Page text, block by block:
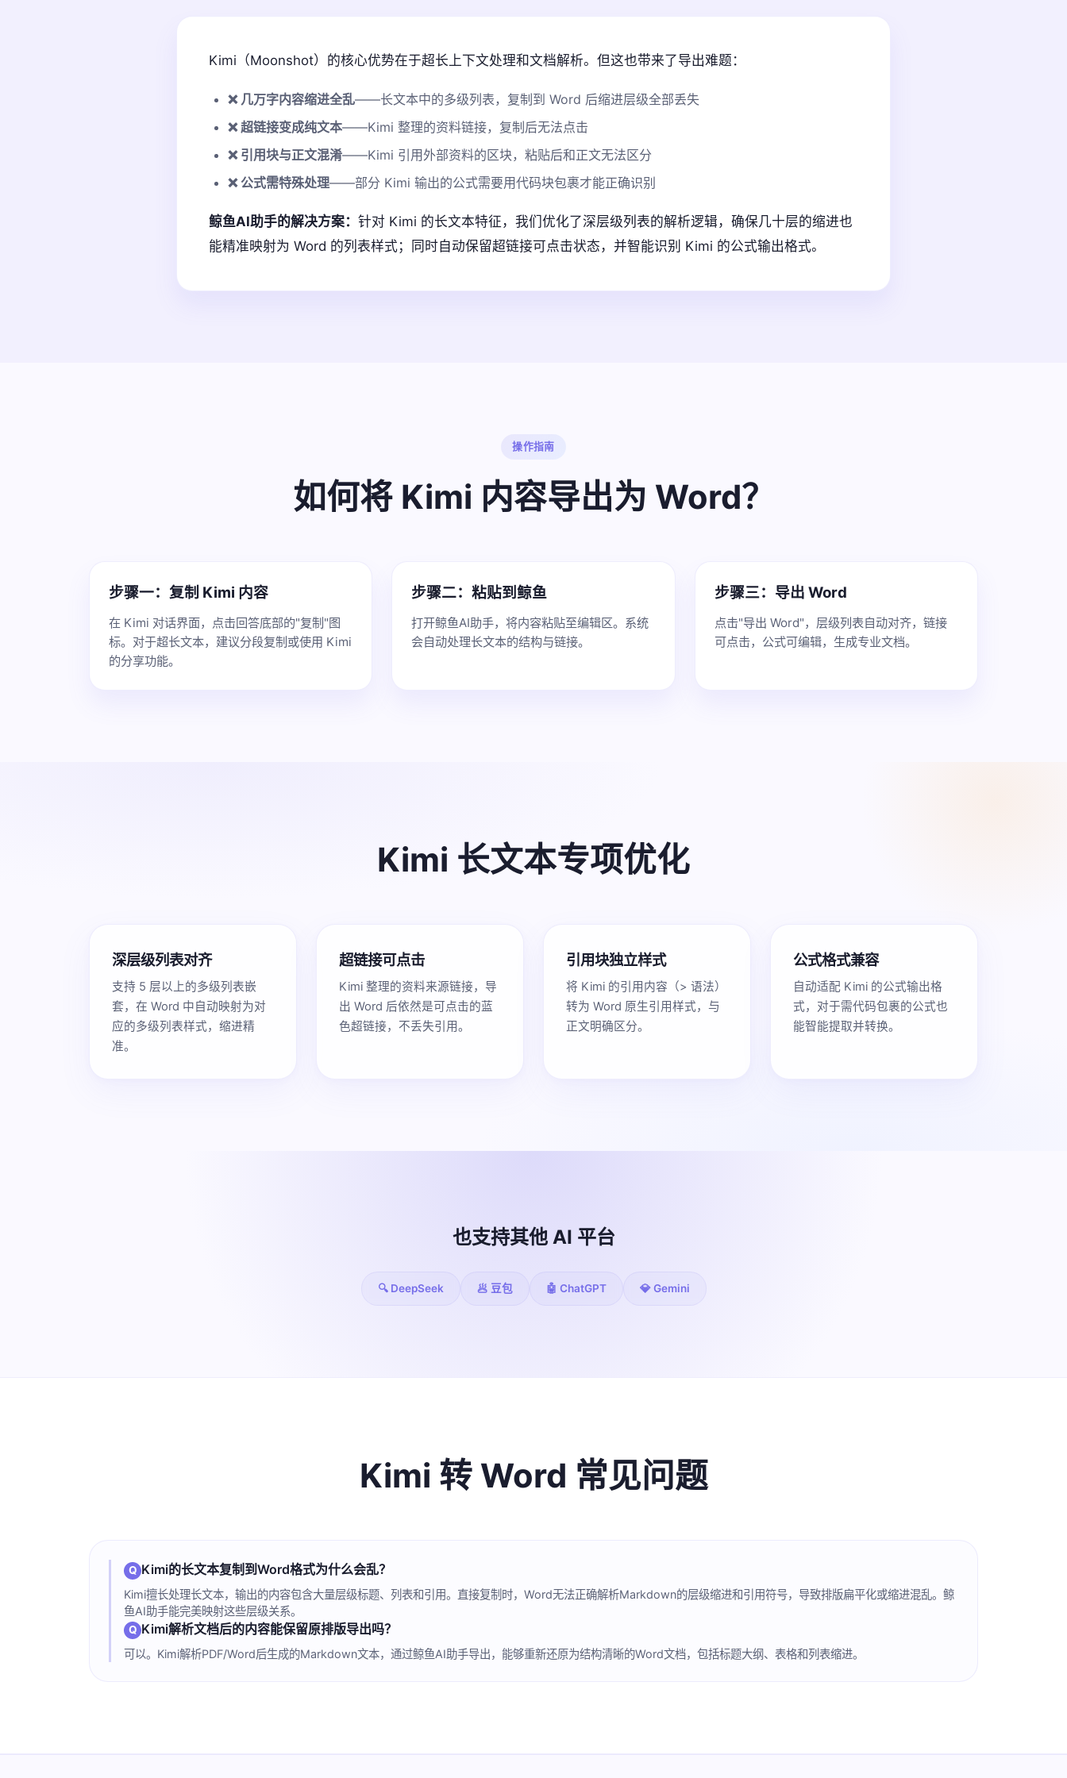
Kimi（Moonshot）的核心优势在于超长上下文处理和文档解析。但这也带来了导出难题：
❌ 几万字内容缩进全乱——长文本中的多级列表，复制到 Word 后缩进层级全部丢失
❌ 超链接变成纯文本——Kimi 整理的资料链接，复制后无法点击
❌ 引用块与正文混淆——Kimi 引用外部资料的区块，粘贴后和正文无法区分
❌ 公式需特殊处理——部分 Kimi 输出的公式需要用代码块包裹才能正确识别
鲸鱼AI助手的解决方案： 针对 Kimi 的长文本特征，我们优化了深层级列表的解析逻辑，确保几十层的缩进也
能精准映射为 Word 的列表样式；同时自动保留超链接可点击状态，并智能识别 Kimi 的公式输出格式。
操作指南
如何将 Kimi 内容导出为 Word？
步骤一：复制 Kimi 内容
在 Kimi 对话界面，点击回答底部的"复制"图
标。对于超长文本，建议分段复制或使用 Kimi
的分享功能。
步骤二：粘贴到鲸鱼
打开鲸鱼AI助手，将内容粘贴至编辑区。系统
会自动处理长文本的结构与链接。
步骤三：导出 Word
点击"导出 Word"，层级列表自动对齐，链接
可点击，公式可编辑，生成专业文档。
Kimi 长文本专项优化
深层级列表对齐
支持 5 层以上的多级列表嵌
套，在 Word 中自动映射为对
应的多级列表样式，缩进精
准。
超链接可点击
Kimi 整理的资料来源链接，导
出 Word 后依然是可点击的蓝
色超链接，不丢失引用。
引用块独立样式
将 Kimi 的引用内容（> 语法）
转为 Word 原生引用样式，与
正文明确区分。
公式格式兼容
自动适配 Kimi 的公式输出格
式，对于需代码包裹的公式也
能智能提取并转换。
也支持其他 AI 平台
🔍 DeepSeek 🥟 豆包 🤖 ChatGPT 💎 Gemini
Kimi 转 Word 常见问题
Kimi的长文本复制到Word格式为什么会乱？
Kimi擅长处理长文本，输出的内容包含大量层级标题、列表和引用。直接复制时，Word无法正确解析Markdown的层级缩进和引用符号，导致排版扁平化或缩进混乱。鲸
鱼AI助手能完美映射这些层级关系。
Kimi解析文档后的内容能保留原排版导出吗？
可以。Kimi解析PDF/Word后生成的Markdown文本，通过鲸鱼AI助手导出，能够重新还原为结构清晰的Word文档，包括标题大纲、表格和列表缩进。